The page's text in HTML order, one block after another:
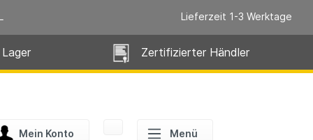
Lieferzeit 1-3 Werktage
Zertifizierter Händler
Mein Konto Menü